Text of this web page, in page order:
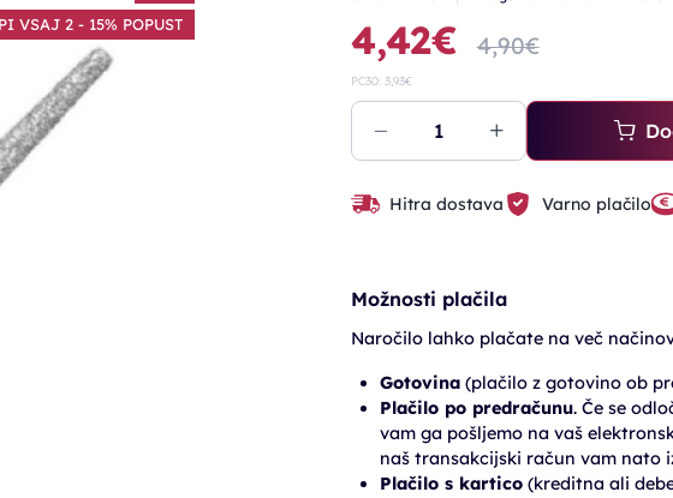
VSAJ 2 - 15% POPUST
4,42€ 4,90€
PC30: 3,93€
Hitra dostava Varno plačilo
Možnosti plačila
Naročilo lahko plačate na več
Gotovina(plačilo z gotovino ob
Plačilo po predračunu. Če se
vam ga pošljemo na vaš
naš transakcijski račun vam nato
Plačilo s kartico(kreditna ali